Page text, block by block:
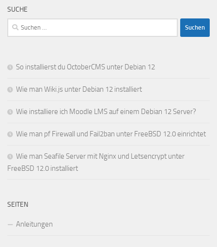
SUCHE
Suchen
nach:
So installierst du OctoberCMS unter Debian 12
Wie man Wiki.js unter Debian 12 installiert
Wie installiere ich Moodle LMS auf einem Debian 12 Server?
Wie man pf Firewall und Fail2ban unter FreeBSD 12.0 einrichtet
Wie man Seafile Server mit Nginx und Letsencrypt unter
FreeBSD 12.0 installiert
SEITEN
Anleitungen